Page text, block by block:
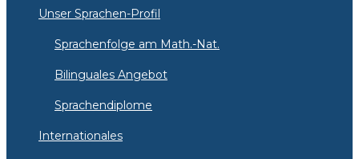
Unser Sprachen-Profil
Sprachenfolge am Math.-Nat.
Bilinguales Angebot
Sprachendiplome
Internationales